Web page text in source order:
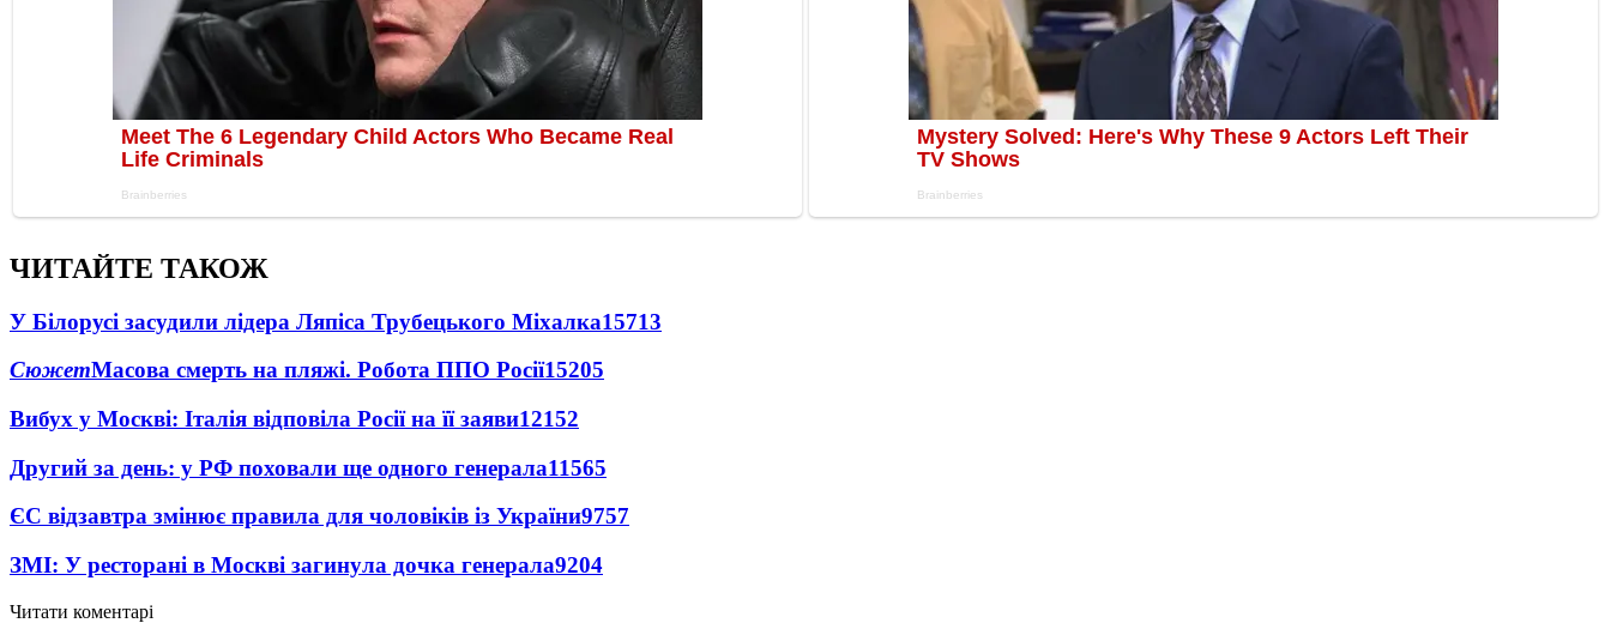
ЧИТАЙТЕ ТАКОЖ
У Білорусі засудили лідера Ляпіса Трубецького Міхалка15713
СюжетМасова смерть на пляжі. Робота ППО Росії15205
Вибух у Москві: Італія відповіла Росії на її заяви12152
Другий за день: у РФ поховали ще одного генерала11565
ЄС відзавтра змінює правила для чоловіків із України9757
ЗМІ: У ресторані в Москві загинула дочка генерала9204
Читати коментарі